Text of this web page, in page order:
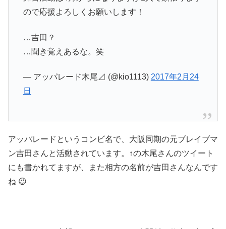
ので応援よろしくお願いします！
…吉田？
…聞き覚えあるな。笑
— アッパレード木尾⊿ (@kio1113) 2017年2月24
日
アッパレードというコンビ名で、大阪同期の元ブレイブマ
ン吉田さんと活動されています。↑の木尾さんのツイート
にも書かれてますが、また相方の名前が吉田さんなんです
ね 😉